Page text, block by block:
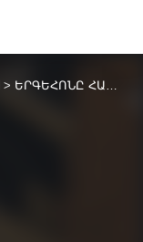
> ԵՐԳԵՀՈՆԸ ՀԱՅՈՑ ԵԿԵՂԵՑՈՒՄ (տեսանյութ)